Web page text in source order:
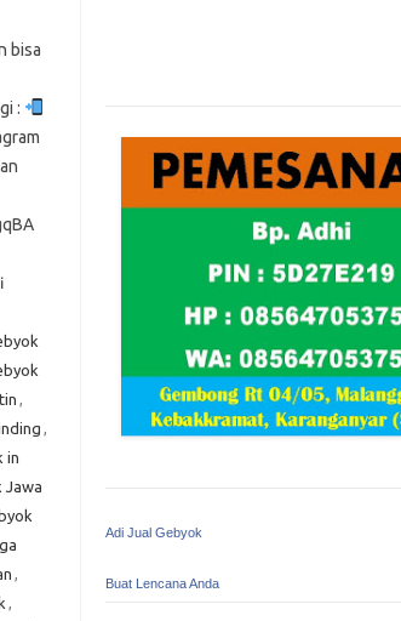
bisa
:
,
,
in
Jawa
,
,
Adi Jual Gebyok
Buat Lencana Anda